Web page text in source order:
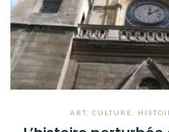
ART, CULTURE,